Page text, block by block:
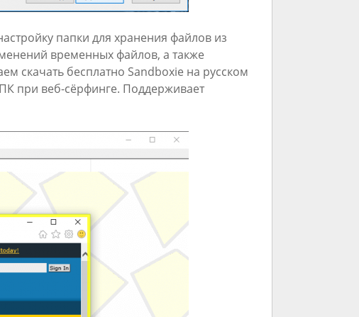
папки для хранения файлов из
временных файлов, а также
скачать бесплатно Sandboxie на русском
при веб-сёрфинге. Поддерживает